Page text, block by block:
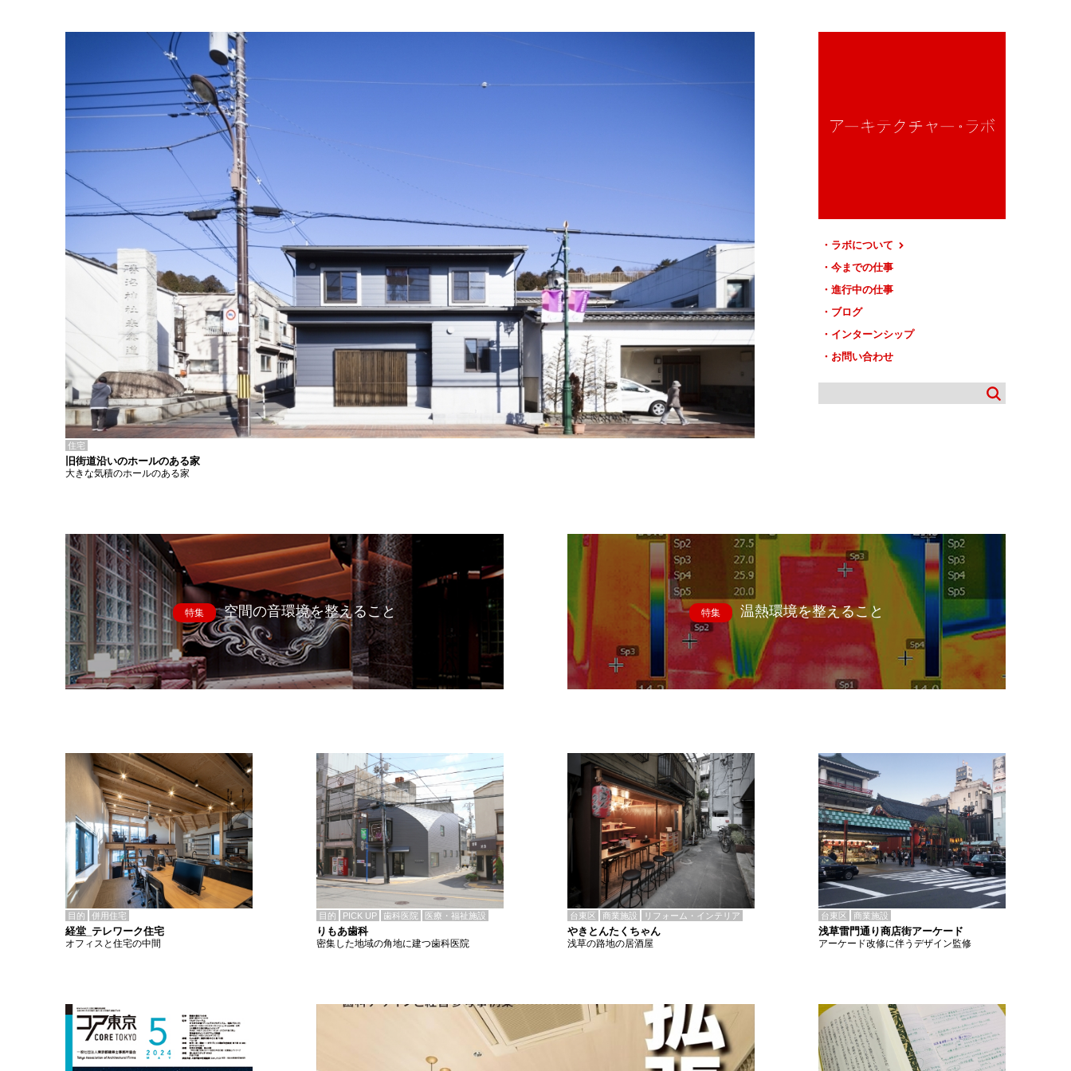
ラボについて
今までの仕事
進行中の仕事
ブログ
インターンシップ
お問い合わせ
住宅
旧街道沿いのホールのある家
大きな気積のホールのある家
特集 空間の音環境を整えること 特集 温熱環境を整えること
目的 併用住宅
経堂_テレワーク住宅
オフィスと住宅の中間
目的 PICK UP 歯科医院 医療・福祉施設
りもあ歯科
密集した地域の角地に建つ歯科医院
台東区 商業施設 リフォーム・インテリア
やきとんたくちゃん
浅草の路地の居酒屋
台東区 商業施設
浅草雷門通り商店街アーケード
アーケード改修に伴うデザイン監修